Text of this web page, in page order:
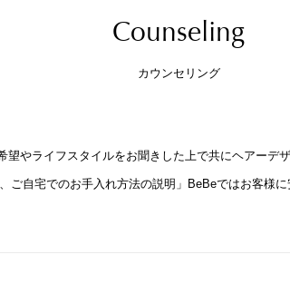
Counseling
カウンセリング
望やライフスタイルをお聞きした上で共にヘアーデ
ご自宅でのお手入れ方法の説明」BeBeではお客様